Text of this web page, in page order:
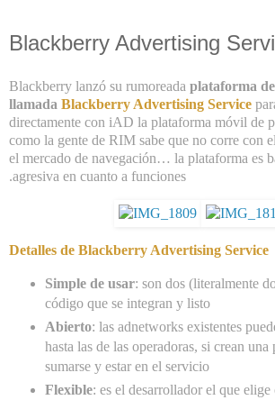
Blackberry Advertising
Blackberry lanzó su rumoreada plataforma
llamada Blackberry Advertising Service
directamente con iAD la plataforma móvil de
como la gente de RIM sabe que no corre con
el mercado de navegación… la plataforma es
.agresiva en cuanto a funciones
Detalles de Blackberry Advertising Service
Simple de usar: son dos (literalmente
código que se integran y listo
Abierto: las adnetworks existentes
hasta las de las operadoras, si crean una
sumarse y estar en el servicio
Flexible: es el desarrollador el que elige